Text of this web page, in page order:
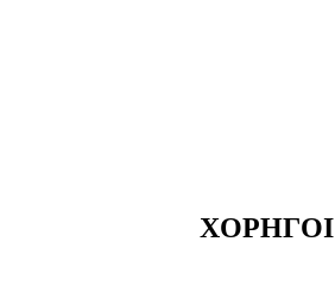
ΧΟΡΗΓΟΙ